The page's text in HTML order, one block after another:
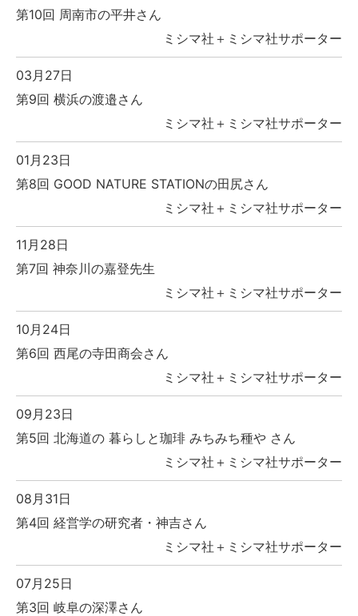
第10回 周南市の平井さん
ミシマ社＋ミシマ社サポーター
03月27日
第9回 横浜の渡邉さん
ミシマ社＋ミシマ社サポーター
01月23日
第8回 GOOD NATURE STATIONの田尻さん
ミシマ社＋ミシマ社サポーター
11月28日
第7回 神奈川の嘉登先生
ミシマ社＋ミシマ社サポーター
10月24日
第6回 西尾の寺田商会さん
ミシマ社＋ミシマ社サポーター
09月23日
第5回 北海道の 暮らしと珈琲 みちみち種や さん
ミシマ社＋ミシマ社サポーター
08月31日
第4回 経営学の研究者・神吉さん
ミシマ社＋ミシマ社サポーター
07月25日
第3回 岐阜の深澤さん